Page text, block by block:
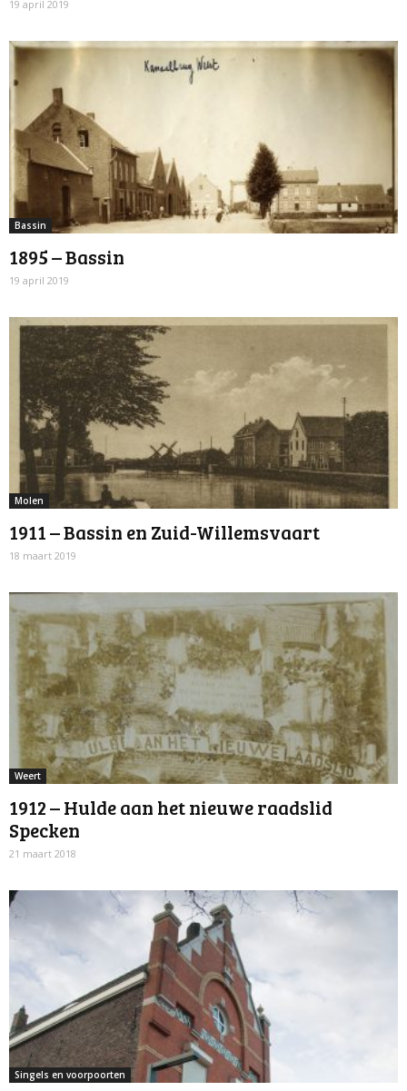
19 april 2019
Bassin
1895 – Bassin
19 april 2019
Molen
1911 – Bassin en Zuid-Willemsvaart
18 maart 2019
Weert
1912 – Hulde aan het nieuwe raadslid
Specken
21 maart 2018
Singels en voorpoorten